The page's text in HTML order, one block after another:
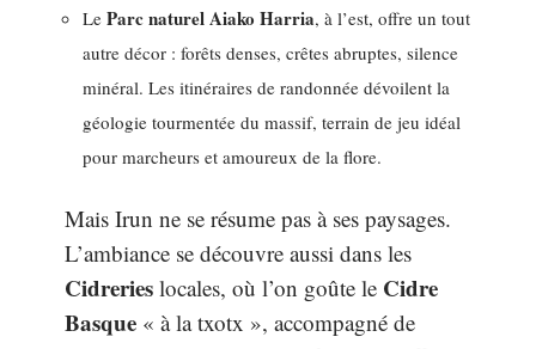
Le Parc naturel Aiako Harria, à l’est, offre un tout
autre décor : forêts denses, crêtes abruptes, silence
minéral. Les itinéraires de randonnée dévoilent la
géologie tourmentée du massif, terrain de jeu idéal
pour marcheurs et amoureux de la flore.
Mais Irun ne se résume pas à ses paysages.
L’ambiance se découvre aussi dans les
Cidreries locales, où l’on goûte le Cidre
Basque « à la txotx », accompagné de